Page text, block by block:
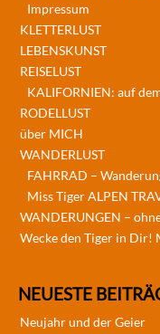
Impressum
KLETTERLUST
LEBENSKUNST
REISELUST
KALIFORNIEN: auf
RODELLUST
über MICH
WANDERLUST
FAHRRAD –
Miss Tiger ALPEN
WANDERUNGEN –
Wecke den Tiger in Dir!
NEUESTE
Neujahr und der Geier